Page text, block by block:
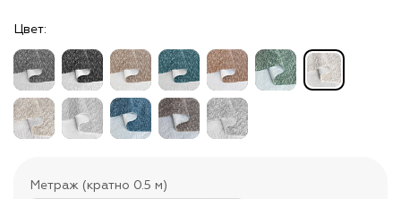
Цвет:
Метраж (кратно 0.5 м)